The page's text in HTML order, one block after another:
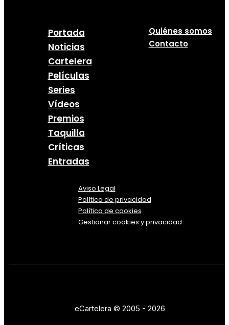
Portada
Noticias
Cartelera
Películas
Series
Vídeos
Premios
Taquilla
Críticas
Entradas
Quiénes somos
Contacto
Aviso Legal
Política de privacidad
Política de cookies
Gestionar cookies y privacidad
eCartelera © 2005 - 2026